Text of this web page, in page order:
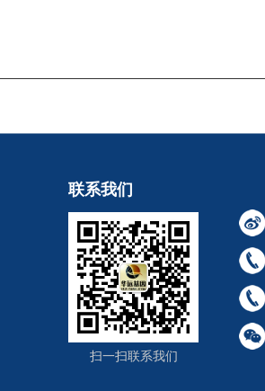
联系我们
扫一扫联系我们